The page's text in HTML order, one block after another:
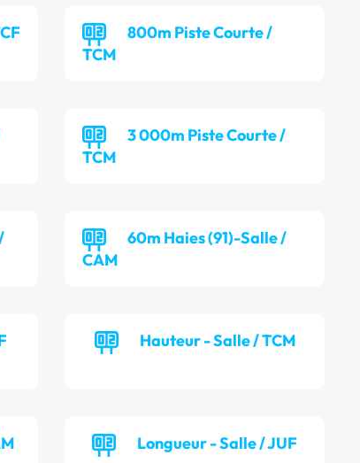
800m Piste Courte /
TCM
3 000m Piste Courte /
TCM
60m Haies (91)-Salle /
CAM
Hauteur - Salle / TCM
Longueur - Salle / JUF